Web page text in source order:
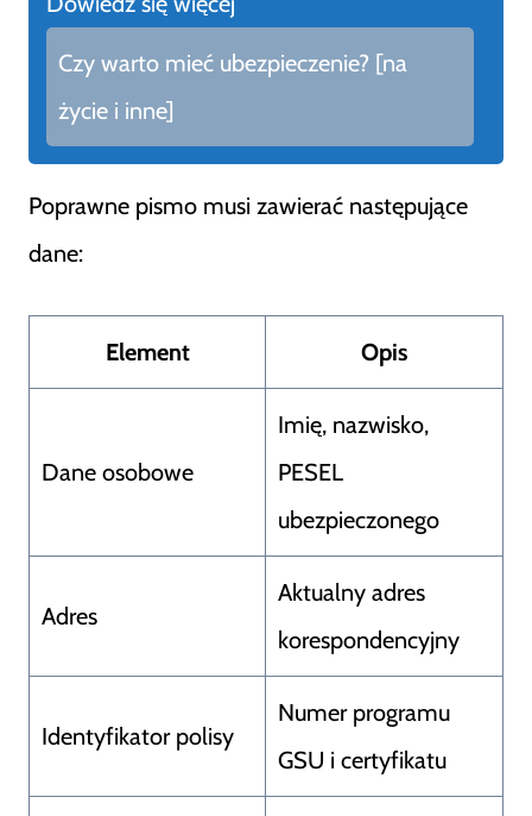
Czy warto mieć ubezpieczenie? [na
życie i inne]
Poprawne pismo musi zawierać następujące
dane:
Element Opis
Dane osobowe
Imię, nazwisko,
PESEL
ubezpieczonego
Adres
Aktualny adres
korespondencyjny
Identyfikator polisy
Numer programu
GSU i certyfikatu